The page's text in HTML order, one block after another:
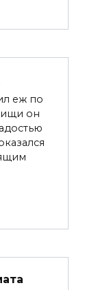
еж по
он